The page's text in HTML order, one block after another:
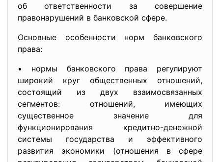
об ответственности за совершение
правонарушений в банковской сфере.
Основные особенности норм банковского
права:
• нормы банковского права регулируют
широкий круг общественных отношений,
состоящий из двух взаимосвязанных
сегментов: отношений, имеющих
существенное значение для
функционирования кредитно-денежной
системы государства и эффективного
развития экономики (отношения в сфере